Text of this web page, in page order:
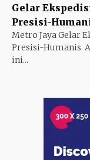
Gelar
Presisi-
Metro Jaya Gelar
Presisi-Humanis
ini...